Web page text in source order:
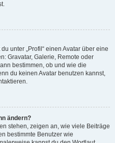
unter „Profil“ einen Avatar über eine
Gravatar, Galerie, Remote oder
bestimmen, ob und wie die
du keinen Avatar benutzen kannst,
ändern?
stehen, zeigen an, wie viele Beiträge
bestimmte Benutzer wie